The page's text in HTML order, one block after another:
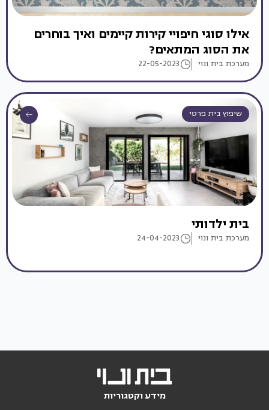
אילו סוגי חיפויי קירות קיימים ואיך בוחרים
את הסוג המתאים?
מערכת בית ונוי 22-05-2023
שיפוץ בית פרטי
בית ילדותי
מערכת בית ונוי 24-04-2023
מידע וקטגוריות